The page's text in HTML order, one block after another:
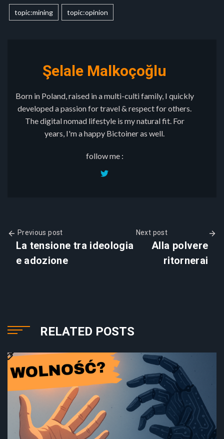
topic:mining topic:opinion
Şelale Malkoçoğlu
Born in Poland, raised in a multi-culti family, I quickly
developed a passion for travel & respect for others.
The digital nomad lifestyle is my natural fit. For
years, I'm a happy Bictoiner as well.
follow me :
Previous post
La tensione tra ideologia
e adozione
Next post
Alla polvere
ritornerai
RELATED POSTS